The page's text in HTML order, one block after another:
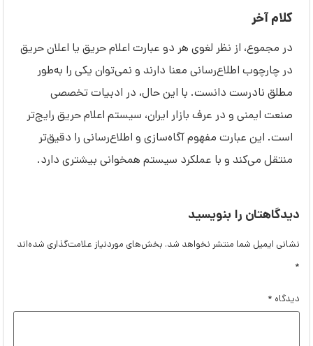
کلام آخر
در مجموع، از نظر لغوی هر دو عبارت اعلام حریق یا اعلان حریق
در چارچوب اطلاع‌رسانی معنا دارند و نمی‌توان یکی را به‌طور
مطلق نادرست دانست. با این حال، در ادبیات تخصصی
صنعت ایمنی و در عرف بازار ایران، سیستم اعلام حریق رایج‌تر
است. این عبارت مفهوم آگاه‌سازی و اطلاع‌رسانی را دقیق‌تر
منتقل می‌کند و با عملکرد سیستم همخوانی بیشتری دارد.
دیدگاهتان را بنویسید
نشانی ایمیل شما منتشر نخواهد شد. بخش‌های موردنیاز علامت‌گذاری شده‌اند
*
دیدگاه *